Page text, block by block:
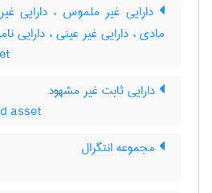
دارایی غیر ملموس ، دارایی
مادی ، دارایی غیر عینی ، دارایی
دارایی ثابت غیر مشهود
asset
مجموعه انتگرال